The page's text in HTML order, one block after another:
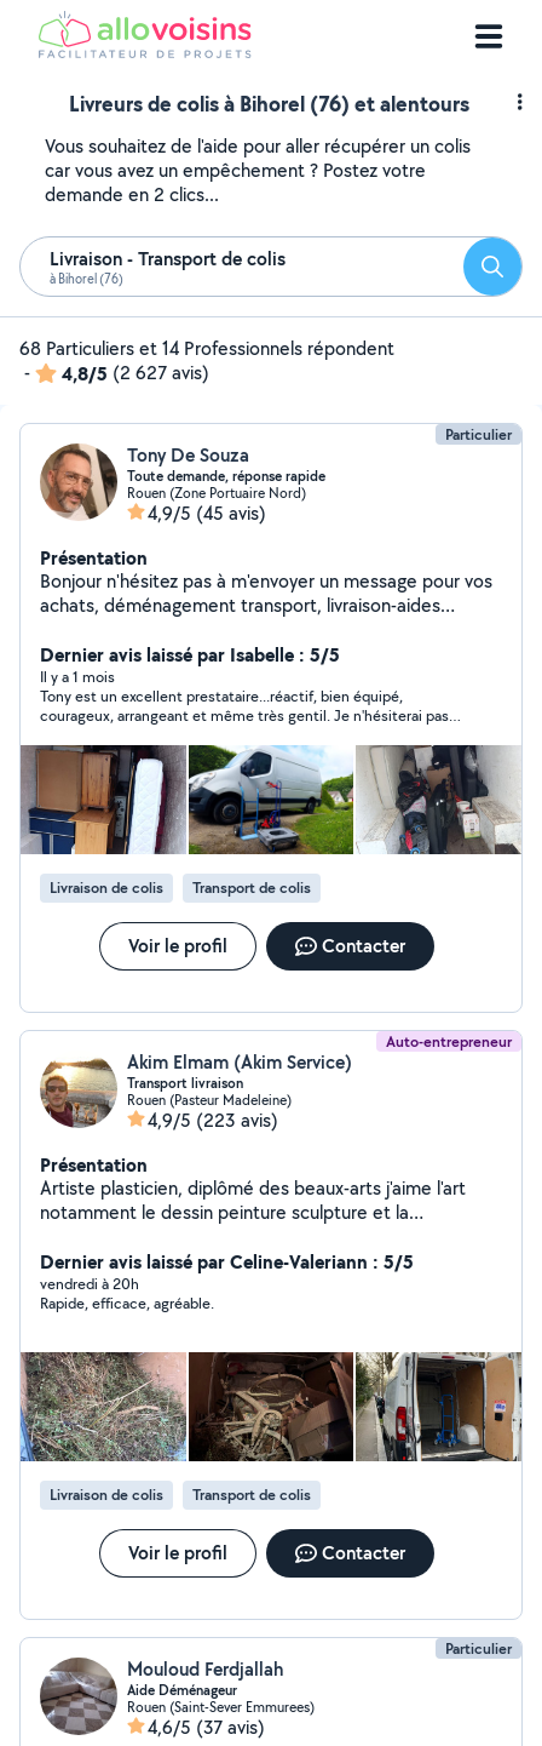
Livreurs de colis à Bihorel (76) et alentours
Vous souhaitez de l'aide pour aller récupérer un colis
car vous avez un empêchement ? Postez votre
demande en 2 clics...
Livraison - Transport de colis
à Bihorel (76)
68 Particuliers et 14 Professionnels répondent
-
4,8/5 (2 627 avis)
Particulier
Tony De Souza
Toute demande, réponse rapide
Rouen (Zone Portuaire Nord)
4,9/5 (45 avis)
Présentation
Bonjour n'hésitez pas à m'envoyer un message pour vos
achats, déménagement transport, livraison-aides
Dernier avis laissé par Isabelle : 5/5
Il y a 1 mois
Tony est un excellent prestataire...réactif, bien équipé,
courageux, arrangeant et même très gentil. Je n'hésiterai pas à
Livraison de colis Transport de colis
Voir le profil Contacter
Auto-entrepreneur
Akim Elmam (Akim Service)
Transport livraison
Rouen (Pasteur Madeleine)
4,9/5 (223 avis)
Présentation
Artiste plasticien, diplômé des beaux-arts j'aime l'art
notamment le dessin peinture sculpture et la
montage de meubles, je propose mes services selon le
besoin de mes clients, transport, aide au
déménagement, débarras, livraison,
Dernier avis laissé par Celine-Valeriann : 5/5
vendredi à 20h
Rapide, efficace, agréable.
Livraison de colis Transport de colis
Voir le profil Contacter
Particulier
Mouloud Ferdjallah
Aide Déménageur
Rouen (Saint-Sever Emmurees)
4,6/5 (37 avis)